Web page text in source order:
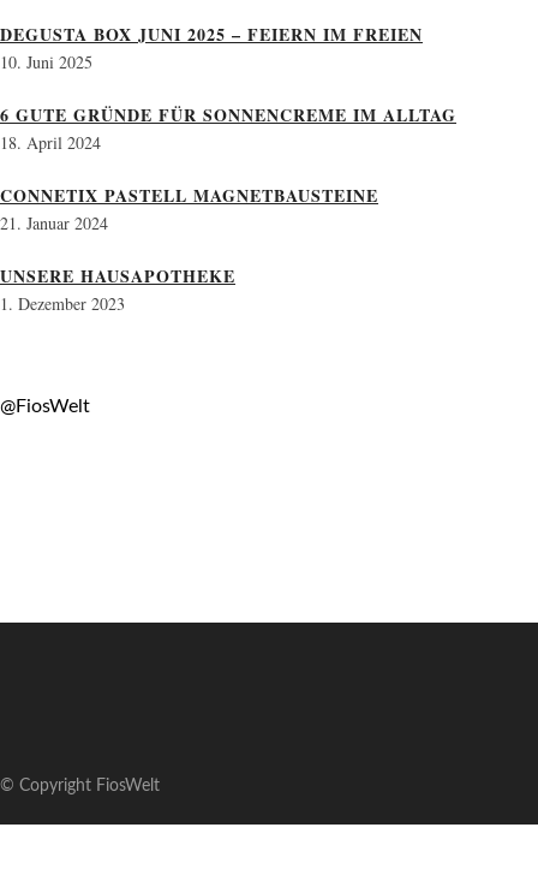
DEGUSTA BOX JUNI 2025 – FEIERN IM FREIEN
10. Juni 2025
6 GUTE GRÜNDE FÜR SONNENCREME IM ALLTAG
18. April 2024
CONNETIX PASTELL MAGNETBAUSTEINE
21. Januar 2024
UNSERE HAUSAPOTHEKE
1. Dezember 2023
@FiosWelt
© Copyright FiosWelt